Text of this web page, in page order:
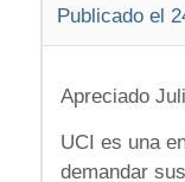
Publicado el
Apreciado
UCI es una
demandar